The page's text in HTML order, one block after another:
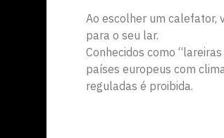
Ao escolher um calefator,
para o seu lar.
Conhecidos como
países europeus com
reguladas é proibida.